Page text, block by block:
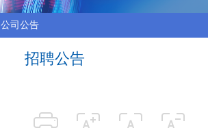
公司公告
招聘公告